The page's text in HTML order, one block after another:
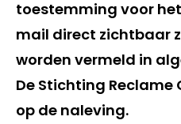
toestemming voor
mail direct zichtbaar
worden vermeld in
De Stichting
op de naleving.